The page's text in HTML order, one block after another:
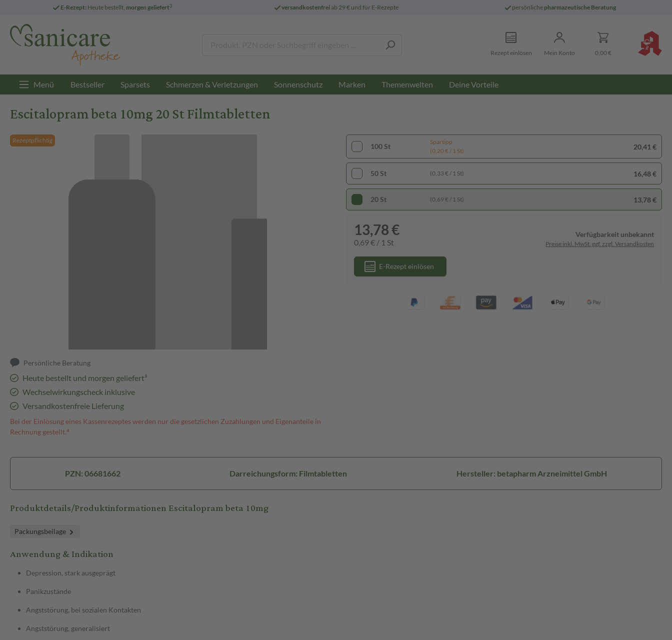
E-Rezept: Heute bestellt, morgen geliefert3 versandkostenfreiab 29 € und für E-Rezepte persönliche pharmazeutische Beratung
Rezept einlösen Mein Konto 0,00 €
Menü Bestseller Sparsets Schmerzen & Verletzungen Sonnenschutz Marken Themenwelten Deine Vorteile
Escitalopram beta 10mg 20 St Filmtabletten
Rezeptpflichtig
Persönliche Beratung
Heute bestellt und morgen geliefert³
Wechselwirkungscheck inklusive
Versandkostenfreie Lieferung
Bei der Einlösung eines Kassenrezeptes werden nur die gesetzlichen Zuzahlungen und Eigenanteile in
Rechnung gestellt.⁴
100 St
Spartipp
(0,20 € / 1 St)
20,41 €
50 St (0,33 € / 1 St) 16,48 €
20 St (0,69 € / 1 St) 13,78 €
13,78 €
0,69 € / 1 St
Verfügbarkeit unbekannt
Preise inkl. MwSt. ggf. zzgl. Versandkosten
E-Rezept einlösen
PZN: 06681662 Darreichungsform: Filmtabletten Hersteller: betapharm Arzneimittel GmbH
Produktdetails/Produktinformationen Escitalopram beta 10mg
Packungsbeilage
Anwendung & Indikation
Depression, stark ausgeprägt
Panikzustände
Angststörung, bei sozialen Kontakten
Angststörung, generalisiert